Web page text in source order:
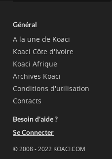
Général
A la une de Koaci
Koaci Côte d'Ivoire
Koaci Afrique
Archives Koaci
Conditions d'utilisation
Contacts
Besoin d'aide ?
Se Connecter
© 2008 - 2022 KOACI.COM